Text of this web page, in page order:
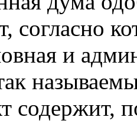
согласно
и
содержит,